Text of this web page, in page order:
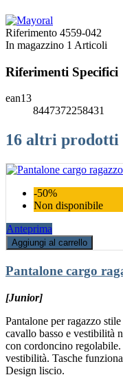
Riferimento 4559-042
In magazzino 1 Articoli
Riferimenti Specifici
ean13
8447372258431
16 altri prodotti
-50%
Non disponibile
Anteprima
Aggiungi al carrello
Pantalone cargo
[Junior]
Pantalone per ragazzo
cavallo basso e vestibilità
con cordoncino
vestibilità. Tasche
Design liscio.